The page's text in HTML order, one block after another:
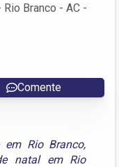
Branco - AC -
Comente
em Rio Branco,
natal em Rio